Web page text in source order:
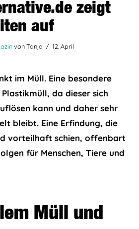
zeigt
auf
von Tanja
12. April
im Müll. Eine besondere
da dieser sich
kann und daher sehr
bleibt. Eine Erfindung, die
vorteilhaft schien, offenbart
für Menschen, Tiere und
Müll und